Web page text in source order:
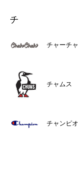
チ
チャーチ
チャムス
チャンピ